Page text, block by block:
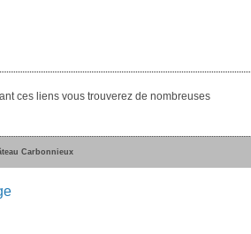
ces liens vous trouverez de nombreuses
Carbonnieux